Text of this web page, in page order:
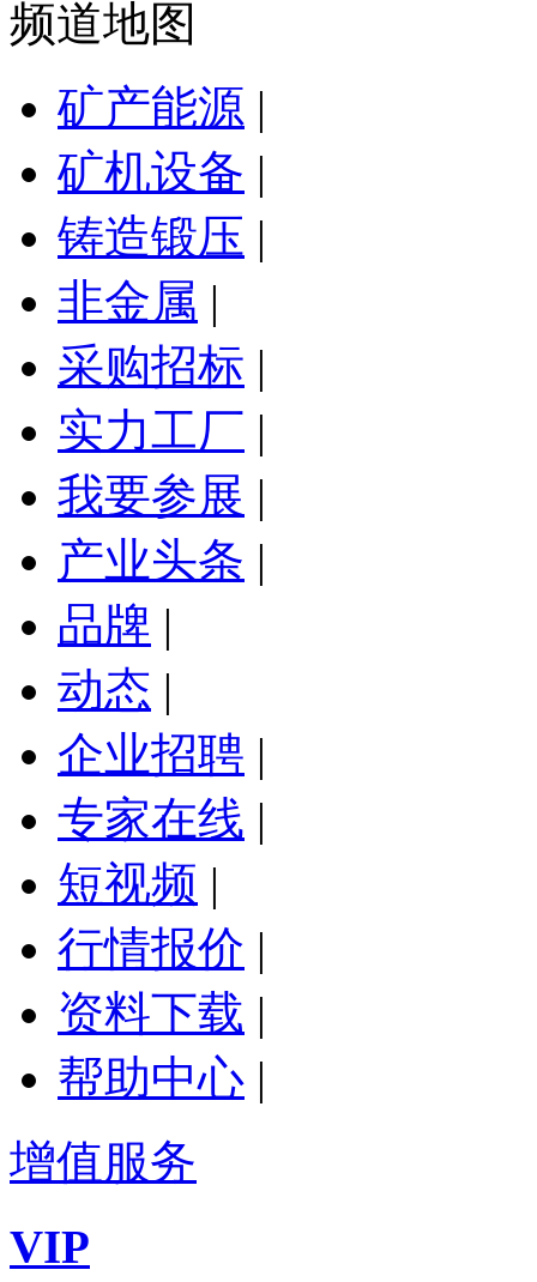
频道地图
矿产能源 |
矿机设备 |
铸造锻压 |
非金属 |
采购招标 |
实力工厂 |
我要参展 |
产业头条 |
品牌 |
动态 |
企业招聘 |
专家在线 |
短视频 |
行情报价 |
资料下载 |
帮助中心 |
增值服务
VIP